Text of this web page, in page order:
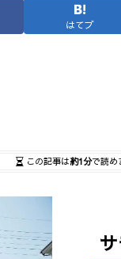
はてブ
この記事は約1分で読め